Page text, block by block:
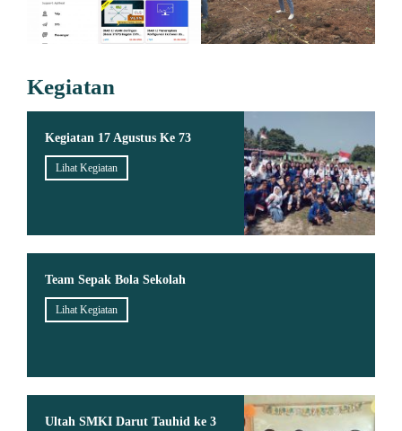
Kegiatan
Kegiatan 17 Agustus Ke 73
Lihat Kegiatan
Team Sepak Bola Sekolah
Lihat Kegiatan
Ultah SMKI Darut Tauhid ke 3